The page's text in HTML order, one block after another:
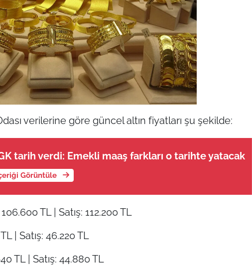
verilerine göre güncel altın fiyatları şu şekilde:
tarih verdi: Emekli maaş farkları o tarihte yatacak
Görüntüle
TL | Satış: 112.200 TL
| Satış: 46.220 TL
TL | Satış: 44.880 TL